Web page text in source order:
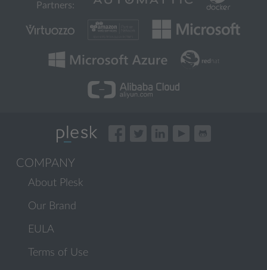
Partners:
COMPANY
About Plesk
Our Brand
EULA
Terms of Use